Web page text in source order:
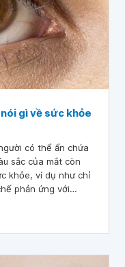
gì về sức khỏe
có thể ẩn chứa
sắc của mắt còn
khỏe, ví dụ như chỉ
phản ứng với